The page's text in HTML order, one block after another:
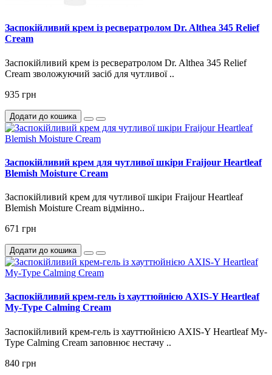
Заспокійливий крем із ресвератролом Dr. Althea 345 Relief
Cream
Заспокійливий крем із ресвератролом Dr. Althea 345 Relief
Cream зволожуючий засіб для чутливої ..
935 грн
Додати до кошика
Заспокійливий крем для чутливої ​​шкіри Fraijour Heartleaf
Blemish Moisture Cream
Заспокійливий крем для чутливої ​​шкіри Fraijour Heartleaf
Blemish Moisture Cream відмінно..
671 грн
Додати до кошика
Заспокійливий крем-гель із хауттюйнією AXIS-Y Heartleaf
My-Type Calming Cream
Заспокійливий крем-гель із хауттюйнією AXIS-Y Heartleaf My-
Type Calming Cream заповнює нестачу ..
840 грн